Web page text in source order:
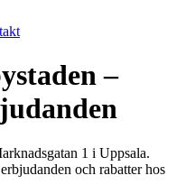
–
1 i Uppsala.
och rabatter hos